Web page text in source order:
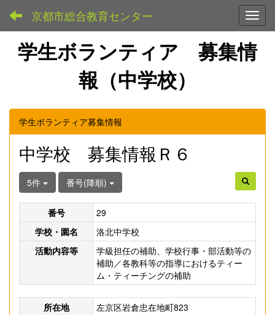
京都市総合教育センター
学生ボランティア 募集情
報（中学校）
学生ボランティア募集情報
中学校 募集情報Ｒ６
5件 番号(降順)
番号
29
学校・園名
洛北中学校
活動内容等
学級担任の補助、学校行事・部活動等の
補助／各教科等の指導におけるティー
ム・ティーチングの補助
所在地 左京区岩倉忠在地町823